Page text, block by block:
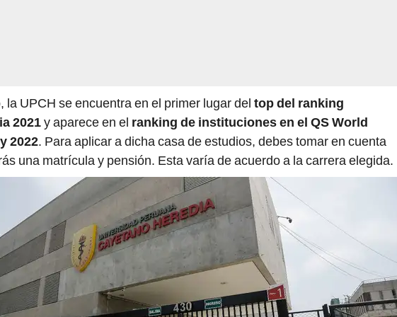
la UPCH se encuentra en el primer lugar del top del ranking
2021y aparece en el ranking de instituciones en el QS World
2022. Para aplicar a dicha casa de estudios, debes tomar en cuenta
una matrícula y pensión. Esta varía de acuerdo a la carrera elegida.